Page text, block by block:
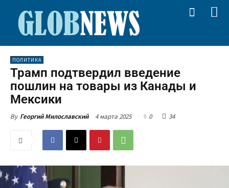
ПОЛИТИКА
Трамп подтвердил введение
пошлин на товары из Канады и
Мексики
By Георгий Милославский 4 марта 2025 0 34